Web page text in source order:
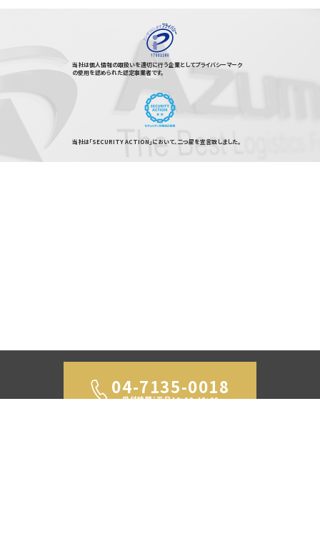
当社は個人情報の取扱いを適切に行う企業としてプライバシーマーク
の使用を認められた認定事業者です。
当社は「SECURITY ACTION」において、二つ星を宣言致しました。
04-7135-0018
受付時間：平日10:00-18:00